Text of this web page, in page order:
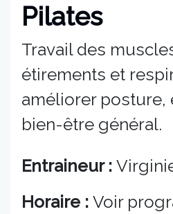
Pilates
Travail des
étirements et
améliorer posture,
bien-être général.
Entraineur :
Horaire : Voir